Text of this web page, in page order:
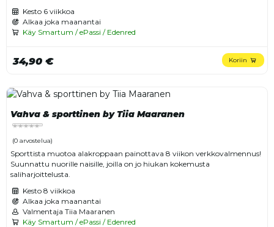
Kesto 6 viikkoa
Alkaa joka maanantai
Käy Smartum / ePassi / Edenred
34,90 € Koriin
Vahva & sporttinen by Tiia Maaranen
(0 arvostelua)
Sporttista muotoa alakroppaan painottava 8 viikon verkkovalmennus!
Suunnattu nuorille naisille, joilla on jo hiukan kokemusta
saliharjoittelusta.
Kesto 8 viikkoa
Alkaa joka maanantai
Valmentaja Tiia Maaranen
Käy Smartum / ePassi / Edenred